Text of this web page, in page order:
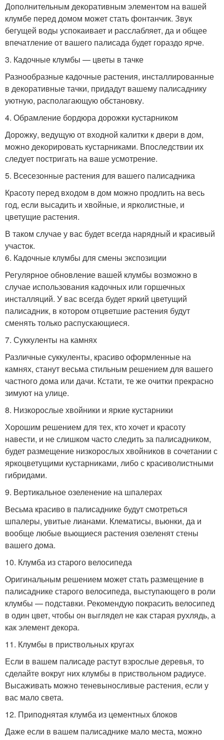
Дополнительным декоративным элементом на вашей
клумбе перед домом может стать фонтанчик. Звук
бегущей воды успокаивает и расслабляет, да и общее
впечатление от вашего палисада будет гораздо ярче.
3. Кадочные клумбы — цветы в тачке
Разнообразные кадочные растения, инсталлированные
в декоративные тачки, придадут вашему палисаднику
уютную, располагающую обстановку.
4. Обрамление бордюра дорожки кустарником
Дорожку, ведущую от входной калитки к двери в дом,
можно декорировать кустарниками. Впоследствии их
следует постригать на ваше усмотрение.
5. Всесезонные растения для вашего палисадника
Красоту перед входом в дом можно продлить на весь
год, если высадить и хвойные, и ярколистные, и
цветущие растения.
В таком случае у вас будет всегда нарядный и красивый
участок.
6. Кадочные клумбы для смены экспозиции
Регулярное обновление вашей клумбы возможно в
случае использования кадочных или горшечных
инсталляций. У вас всегда будет яркий цветущий
палисадник, в котором отцветшие растения будут
сменять только распускающиеся.
7. Суккуленты на камнях
Различные суккуленты, красиво оформленные на
камнях, станут весьма стильным решением для вашего
частного дома или дачи. Кстати, те же очитки прекрасно
зимуют на улице.
8. Низкорослые хвойники и яркие кустарники
Хорошим решением для тех, кто хочет и красоту
навести, и не слишком часто следить за палисадником,
будет размещение низкорослых хвойников в сочетании с
яркоцветущими кустарниками, либо с красиволистными
гибридами.
9. Вертикальное озеленение на шпалерах
Весьма красиво в палисаднике будут смотреться
шпалеры, увитые лианами. Клематисы, вьюнки, да и
вообще любые вьющиеся растения озеленят стены
вашего дома.
10. Клумба из старого велосипеда
Оригинальным решением может стать размещение в
палисаднике старого велосипеда, выступающего в роли
клумбы — подставки. Рекомендую покрасить велосипед
в один цвет, чтобы он выглядел не как старая рухлядь, а
как элемент декора.
11. Клумбы в приствольных кругах
Если в вашем палисаде растут взрослые деревья, то
сделайте вокруг них клумбы в приствольном радиусе.
Высаживать можно теневыносливые растения, если у
вас мало света.
12. Приподнятая клумба из цементных блоков
Даже если в вашем палисаднике мало места, можно